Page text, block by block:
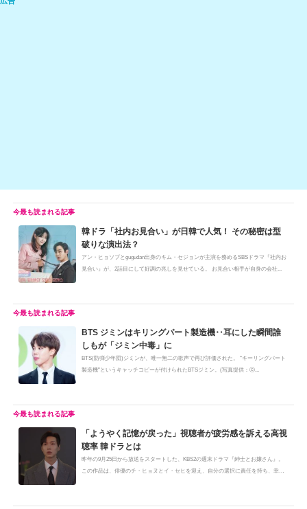
韓ドラ「社内お見合い」が日韓で人気！ その秘密は型
破りな演出法？
アン・ヒョソプとgugudan出身のキム・セジョンが主演を務めるSBSドラマ『社内お
見合い』が、2話目にして好調の兆しを見せている。 お見合い相手が自身の会社...
BTS ジミンはキリングパート製造機‥耳にした瞬間誰
しもが「ジミン中毒」に
BTS(防弾少年団)ジミンが、唯一無二の歌声で再び評価された。 "キーリングパート
製造機"というキャッチコピーが付けられたBTSジミン。(写真提供：ⓒ...
「ようやく記憶が戻った」視聴者が疲労感を訴える高視
聴率 韓ドラとは
昨年の9月25日から放送をスタートした、KBS2の週末ドラマ『紳士とお嬢さん』。
この作品は、俳優のチ・ヒョヌとイ・セヒを迎え、自分の選択に責任を持ち、幸